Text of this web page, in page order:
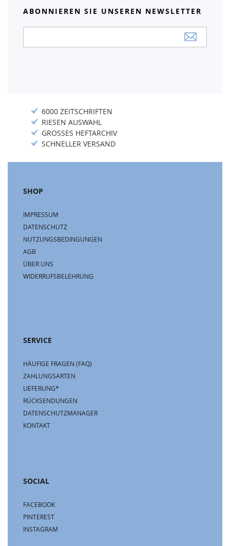
ABONNIEREN SIE UNSEREN NEWSLETTER
Newsletter:
6000 ZEITSCHRIFTEN
RIESEN AUSWAHL
GROSSES HEFTARCHIV
SCHNELLER VERSAND
SHOP
IMPRESSUM
DATENSCHUTZ
NUTZUNGSBEDINGUNGEN
AGB
ÜBER UNS
WIDERRUFSBELEHRUNG
SERVICE
HÄUFIGE FRAGEN (FAQ)
ZAHLUNGSARTEN
LIEFERUNG*
RÜCKSENDUNGEN
DATENSCHUTZMANAGER
KONTAKT
SOCIAL
FACEBOOK
PINTEREST
INSTAGRAM